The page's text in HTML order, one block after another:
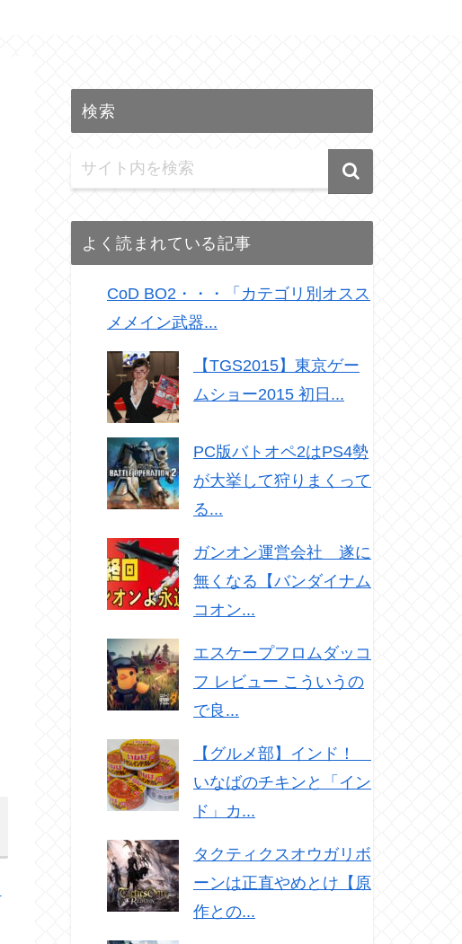
検索
よく読まれている記事
CoD BO2・・・「カテゴリ別オスス
メメイン武器...
【TGS2015】東京ゲー
ムショー2015 初日...
PC版バトオペ2はPS4勢
が大挙して狩りまくって
る...
ガンオン運営会社 遂に
無くなる【バンダイナム
コオン...
エスケープフロムダッコ
フ レビュー こういうの
で良...
【グルメ部】インド！
いなばのチキンと「イン
ド」カ...
タクティクスオウガリボ
ーンは正直やめとけ【原
作との...